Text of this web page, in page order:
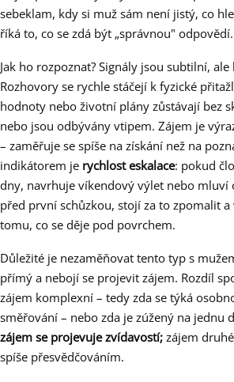
sebeklam, kdy si muž sám není jistý, co
říká to, co se zdá být „správnou" odpovědí.
Jak ho rozpoznat? Signály jsou subtilní,
Rozhovory se rychle stáčejí k fyzické
hodnoty nebo životní plány zůstávají bez
nebo jsou odbývány vtipem. Zájem je
– zaměřuje se spíše na získání než na
indikátorem je rychlost eskalace: pokud
dny, navrhuje víkendový výlet nebo mluví
před první schůzkou, stojí za to zpomalit
tomu, co se děje pod povrchem.
Důležité je nezaměňovat tento typ s
přímý a nebojí se projevit zájem. Rozdíl
zájem komplexní – tedy zda se týká
směřování – nebo zda je zúžený na jednu
zájem se projevuje zvídavostí; zájem
spíše přesvědčováním.